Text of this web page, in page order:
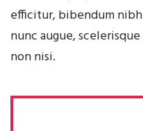
efficitur, bibendum
nunc augue,
non nisi.